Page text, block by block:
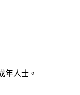
年人士。